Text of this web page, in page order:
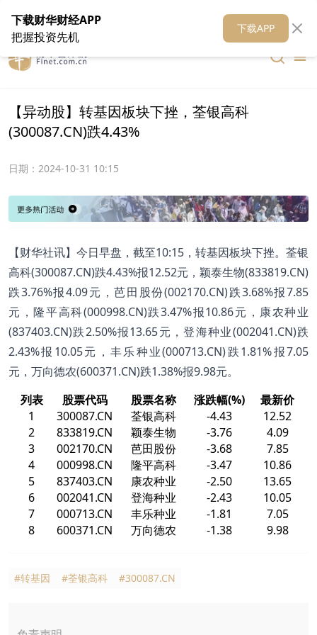
在线客服 关于我们 财华媒体矩阵 财华智库
【异动股】转基因板块下挫，荃银高科
(300087.CN)跌4.43%
日期： 2024-10-31 10:15
【财华社讯】今日早盘，截至10:15，转基因板块下挫。荃银
高科(300087.CN)跌4.43%报12.52元，颖泰生物(833819.CN)
跌3.76%报4.09元，芭田股份(002170.CN)跌3.68%报7.85
元，隆平高科(000998.CN)跌3.47%报10.86元，康农种业
(837403.CN)跌2.50%报13.65元，登海种业(002041.CN)跌
2.43%报10.05元，丰乐种业(000713.CN)跌1.81%报7.05
元，万向德农(600371.CN)跌1.38%报9.98元。
列表
股票代码 股票名称 涨跌幅(%)
最新价
1
300087.CN 荃银高科 -4.43
12.52
2
833819.CN 颖泰生物 -3.76
4.09
3
002170.CN 芭田股份 -3.68
7.85
4
000998.CN 隆平高科 -3.47
10.86
5
837403.CN 康农种业 -2.50
13.65
6
002041.CN 登海种业 -2.43
10.05
7
000713.CN 丰乐种业 -1.81
7.05
8
600371.CN 万向德农 -1.38 9.98
#转基因 #荃银高科 #300087.CN
下载财华财经APP
把握投资先机
下载APP